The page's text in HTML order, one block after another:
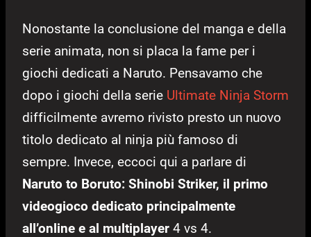
Nonostante la conclusione del manga e della
serie animata, non si placa la fame per i
giochi dedicati a Naruto. Pensavamo che
dopo i giochi della serie Ultimate Ninja Storm
difficilmente avremo rivisto presto un nuovo
titolo dedicato al ninja più famoso di
sempre. Invece, eccoci qui a parlare di
Naruto to Boruto: Shinobi Striker, il primo
videogioco dedicato principalmente
all’online e al multiplayer 4 vs 4.